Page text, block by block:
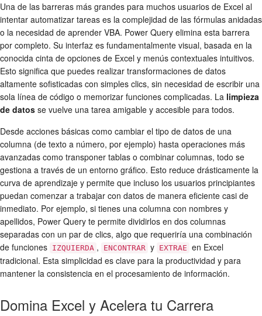
Una de las barreras más grandes para muchos usuarios de Excel al
intentar automatizar tareas es la complejidad de las fórmulas anidadas
o la necesidad de aprender VBA. Power Query elimina esta barrera
por completo. Su interfaz es fundamentalmente visual, basada en la
conocida cinta de opciones de Excel y menús contextuales intuitivos.
Esto significa que puedes realizar transformaciones de datos
altamente sofisticadas con simples clics, sin necesidad de escribir una
sola línea de código o memorizar funciones complicadas. La limpieza
de datos se vuelve una tarea amigable y accesible para todos.
Desde acciones básicas como cambiar el tipo de datos de una
columna (de texto a número, por ejemplo) hasta operaciones más
avanzadas como transponer tablas o combinar columnas, todo se
gestiona a través de un entorno gráfico. Esto reduce drásticamente la
curva de aprendizaje y permite que incluso los usuarios principiantes
puedan comenzar a trabajar con datos de manera eficiente casi de
inmediato. Por ejemplo, si tienes una columna con nombres y
apellidos, Power Query te permite dividirlos en dos columnas
separadas con un par de clics, algo que requeriría una combinación
de funciones IZQUIERDA , ENCONTRAR y EXTRAE en Excel
tradicional. Esta simplicidad es clave para la productividad y para
mantener la consistencia en el procesamiento de información.
Domina Excel y Acelera tu Carrera